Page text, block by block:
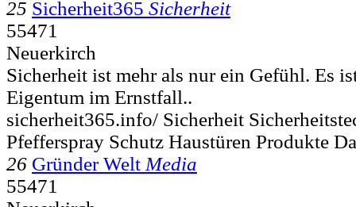
25 Sicherheit365 Sicherheit
55471
Neuerkirch
Sicherheit ist mehr als nur ein Gefühl. Es
Eigentum im Ernstfall..
sicherheit365.info/ Sicherheit
Pfefferspray Schutz Haustüren Produkte
26 Gründer Welt Media
55471